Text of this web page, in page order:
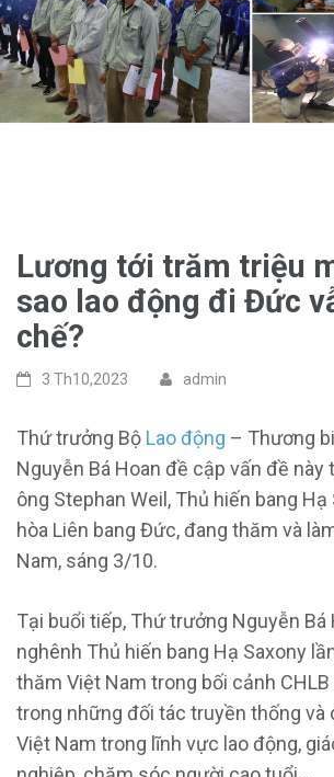
Lương tới trăm triệu
sao lao động đi Đức
chế?
3 Th10,2023 admin
Thứ trưởng Bộ Lao động – Thương
Nguyễn Bá Hoan đề cập vấn đề này
ông Stephan Weil, Thủ hiến bang Hạ
hòa Liên bang Đức, đang thăm và
Nam, sáng 3/10.
Tại buổi tiếp, Thứ trưởng Nguyễn Bá
nghênh Thủ hiến bang Hạ Saxony
thăm Việt Nam trong bối cảnh
trong những đối tác truyền thống và
Việt Nam trong lĩnh vực lao động,